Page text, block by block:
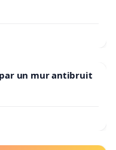
par un mur antibruit